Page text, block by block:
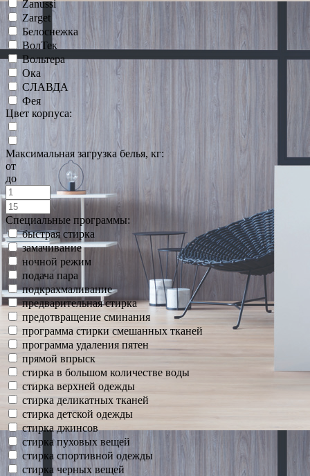
Zanussi
Zarget
Белоснежка
ВолТек
Вольтера
Ока
СЛАВДА
Фея
Цвет корпуса:
Максимальная загрузка белья, кг:
от
до
Специальные программы:
быстрая стирка
замачивание
ночной режим
подача пара
подкрахмаливание
предварительная стирка
предотвращение сминания
программа стирки смешанных тканей
программа удаления пятен
прямой впрыск
стирка в большом количестве воды
стирка верхней одежды
стирка деликатных тканей
стирка детской одежды
стирка джинсов
стирка пуховых вещей
стирка спортивной одежды
стирка черных вещей